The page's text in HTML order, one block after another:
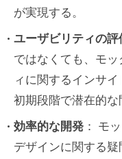
検討すべき
ンシステム
アプリデザイ
タラクティブ
インタラク
インタラク
が実現する。
ユーザビリティの評
ではなくても、モ
ィに関するインサ
初期段階で潜在的な
効率的な開発 ： モ
デザインに関する